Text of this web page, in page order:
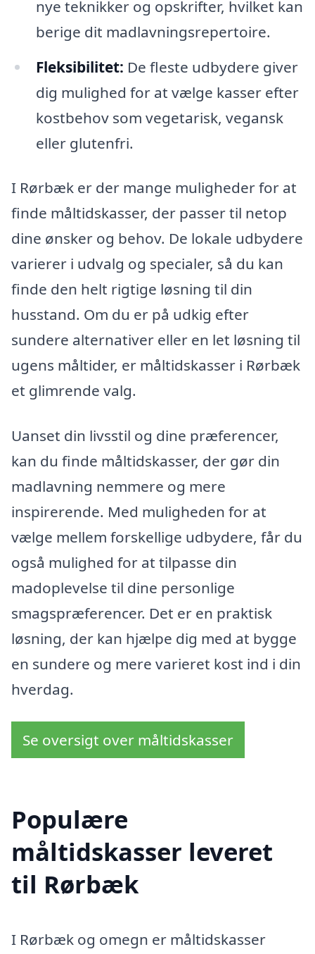
nye teknikker og opskrifter, hvilket kan
berige dit madlavningsrepertoire.
Fleksibilitet: De fleste udbydere giver
dig mulighed for at vælge kasser efter
kostbehov som vegetarisk, vegansk
eller glutenfri.
I Rørbæk er der mange muligheder for at
finde måltidskasser, der passer til netop
dine ønsker og behov. De lokale udbydere
varierer i udvalg og specialer, så du kan
finde den helt rigtige løsning til din
husstand. Om du er på udkig efter
sundere alternativer eller en let løsning til
ugens måltider, er måltidskasser i Rørbæk
et glimrende valg.
Uanset din livsstil og dine præferencer,
kan du finde måltidskasser, der gør din
madlavning nemmere og mere
inspirerende. Med muligheden for at
vælge mellem forskellige udbydere, får du
også mulighed for at tilpasse din
madoplevelse til dine personlige
smagspræferencer. Det er en praktisk
løsning, der kan hjælpe dig med at bygge
en sundere og mere varieret kost ind i din
hverdag.
Se oversigt over måltidskasser
Populære
måltidskasser leveret
til Rørbæk
I Rørbæk og omegn er måltidskasser